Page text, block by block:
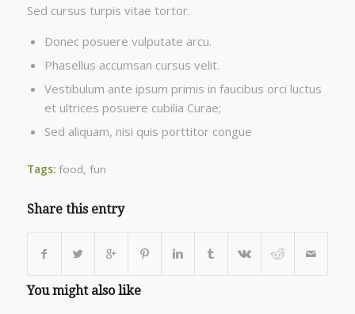
Sed cursus turpis vitae tortor.
Donec posuere vulputate arcu.
Phasellus accumsan cursus velit.
Vestibulum ante ipsum primis in faucibus orci luctus
et ultrices posuere cubilia Curae;
Sed aliquam, nisi quis porttitor congue
Tags: food, fun
Share this entry
You might also like